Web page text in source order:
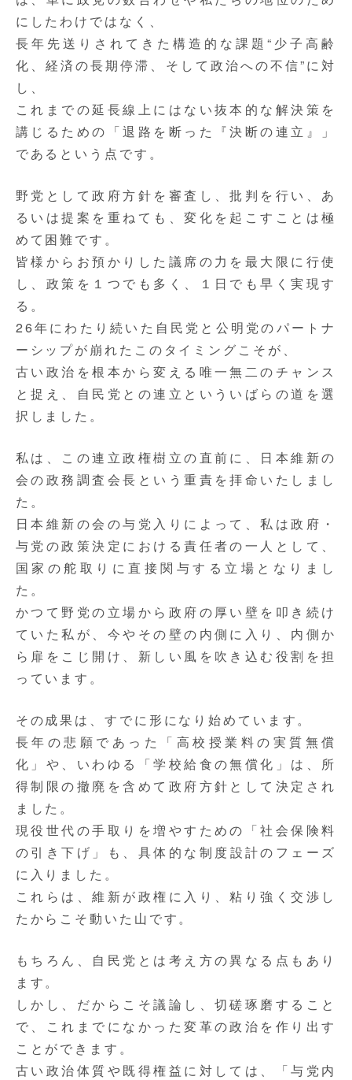
にしたわけではなく、
長年先送りされてきた構造的な課題“少子高齢
化、経済の長期停滞、そして政治への不信”に対
し、
これまでの延長線上にはない抜本的な解決策を
講じるための「退路を断った『決断の連立』」
であるという点です。
野党として政府方針を審査し、批判を行い、あ
るいは提案を重ねても、変化を起こすことは極
めて困難です。
皆様からお預かりした議席の力を最大限に行使
し、政策を１つでも多く、１日でも早く実現す
る。
26年にわたり続いた自民党と公明党のパートナ
ーシップが崩れたこのタイミング こそが、
古い政治を根本から変える唯一無二のチャンス
と捉え、自民党との連立といういばらの道を選
択しました。
私は、この連立政権樹立の直前に、日本維新の
会の政務調査会長 という重責を拝命いたしまし
た。
日本維新の会の与党入りによって、私は政府・
与党の政策決定における責任者の一人として、
国家の舵取りに直接関与する立場となりまし
た。
かつて野党の立場から政府の厚い壁を叩き続け
ていた私が、今やその壁の内側に入り、内側か
ら扉をこじ開け、新しい風を吹き込む役割を担
っています。
その成果は、すでに形になり始めています。
長年の悲願であった
「高校授業料の実質無償
化」や、いわゆる「学校給食の無償化」は、所
得制限の撤廃を含めて政府方針として決定され
ました。
現役世代の手取りを増やすための「社会保険料
の引き下げ」
も、具体的な制度設計のフェーズ
に入りました。
これらは、維新が政権に入り、粘り強く交渉し
たからこそ動いた山です。
もちろん、自民党とは考え方の異なる点もあり
ます。
しかし、だからこそ議論し、切磋琢磨すること
で、これまでになかった変革の政治を作り出す
ことができます。
古い政治体質や既得権益に対しては、「与党内